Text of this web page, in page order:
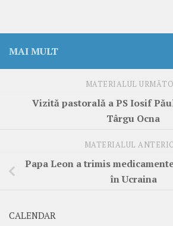
MAI MULT
MATERIALUL
Vizită pastorală a PS Iosif
Târgu Ocna
MATERIALUL
Papa Leon a trimis
în Ucraina
CALENDAR